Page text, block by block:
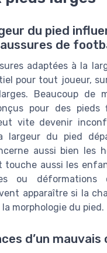
du pied
de
adaptées à la
pour tout joueur,
Beaucoup de
pour des pieds
vite devenir
largeur du pied
aussi bien les
touche aussi les
ou déformations
apparaître si la
la morphologie du pied.
d’un